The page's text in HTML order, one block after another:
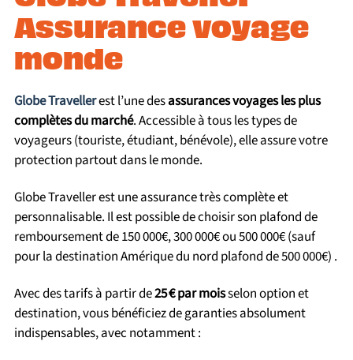
Assurance voyage
monde
Globe Travellerest l’une desassurances voyages les plus
complètes du marché. Accessible à tous les types de
voyageurs (touriste, étudiant, bénévole), elle assure votre
protection partout dans le monde.
Globe Traveller est une assurance très complète et
personnalisable. Il est possible de choisir son plafond de
remboursement de 150 000€, 300 000€ ou 500 000€ (sauf
pour la destination Amérique du nord plafond de 500 000€) .
Avec des tarifs à partir de25 € par moisselon option et
destination, vous bénéficiez de garanties absolument
indispensables, avec notamment :